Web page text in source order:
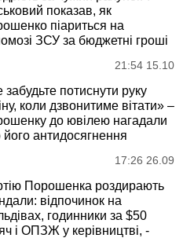
показав, як
піариться на
ЗСУ за бюджетні гроші
21:54 15.10
забудьте потиснути руку
коли дзвонитиме вітати» –
до ювілею нагадали
його антидосягнення
17:26 26.09
Порошенка роздирають
відпочинок на
годинники за $50
і ОПЗЖ у керівництві, -